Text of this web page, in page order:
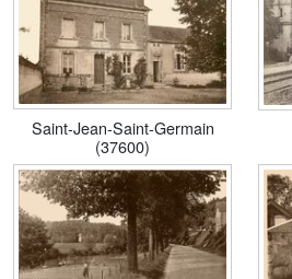
Saint-Jean-Saint-Germain
(37600)